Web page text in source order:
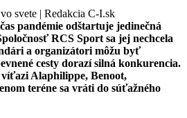
svete | Redakcia C-I.sk
pandémie odštartuje jedinečná
RCS Sport sa jej nechcela
a organizátori môžu byť
cesty dorazí silná konkurencia.
Alaphilippe, Benoot,
teréne sa vráti do súťažného